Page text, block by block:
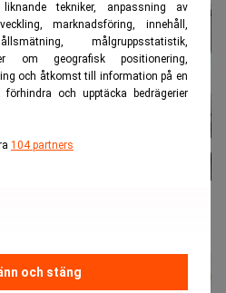
tekniker, anpassning av
marknadsföring, innehåll,
målgruppsstatistik,
om geografisk positionering,
och åtkomst till information på en
och upptäcka bedrägerier
104 partners
och stäng
för insiderhandel i Sobi-